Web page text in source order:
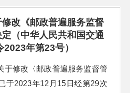
改《邮政普遍服务监督
（中华人民共和国交通
2023年第23号）
于修改 〈邮政普遍服务监督管
于2023年12月15日经第29次